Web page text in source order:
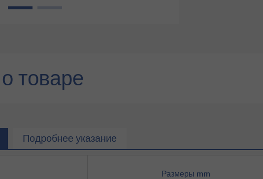
1
товаре
Подробнее указание
Размеры mm